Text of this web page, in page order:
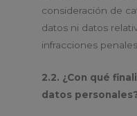
consideración de
datos ni datos
infracciones
2.2. ¿Con qué
datos